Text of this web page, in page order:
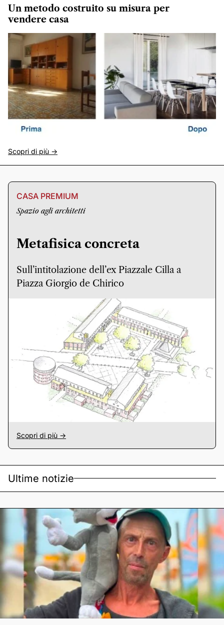
Un metodo costruito su misura per
vendere casa
Scopri di più ->
CASA PREMIUM
Spazio agli architetti
Metafisica concreta
Sull’intitolazione dell’ex Piazzale Cilla a
Piazza Giorgio de Chirico
Scopri di più ->
Ultime notizie